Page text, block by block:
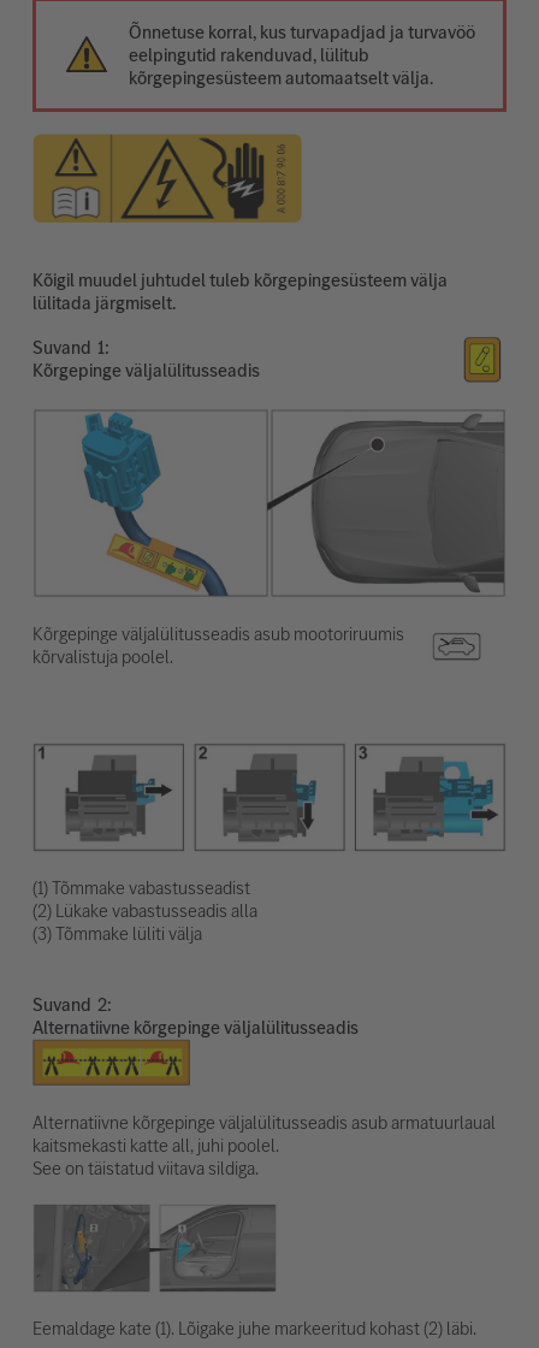
Õnnetuse korral, kus turvapadjad ja turvavöö
eelpingutid rakenduvad, lülitub
kõrgepingesüsteem automaatselt välja.
Kõigil muudel juhtudel tuleb kõrgepingesüsteem välja
lülitada järgmiselt.
Suvand
Kõrgepinge väljalülitusseadis
Kõrgepinge väljalülitusseadis asub mootoriruumis
kõrvalistuja poolel.
(1) Tõmmake vabastusseadist
(2) Lükake vabastusseadis alla
(3) Tõmmake lüliti välja
Suvand
Alternatiivne kõrgepinge väljalülitusseadis
Alternatiivne kõrgepinge väljalülitusseadis asub armatuurlaual
kaitsmekasti katte all, juhi poolel.
See on täistatud viitava sildiga.
Eemaldage kate (1). Lõigake juhe markeeritud kohast (2) läbi.